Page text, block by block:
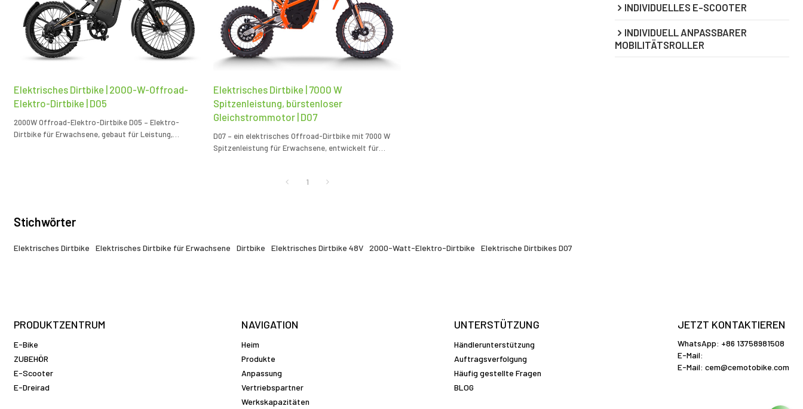
Elektrisches Dirtbike | 2000-W-Offroad-
Elektro-Dirtbike | D05
2000W Offroad-Elektro-Dirtbike D05 – Elektro-
Dirtbike für Erwachsene, gebaut für Leistung,
Elektrisches Dirtbike | 7000 W
Spitzenleistung, bürstenloser
Gleichstrommotor | D07
D07 – ein elektrisches Offroad-Dirtbike mit 7000 W
Spitzenleistung für Erwachsene, entwickelt für
1
Stichwörter
Elektrisches Dirtbike Elektrisches Dirtbike für Erwachsene Dirtbike Elektrisches Dirtbike 48V 2000-Watt-Elektro-Dirtbike Elektrische Dirtbikes D07
INDIVIDUELLES E-SCOOTER
INDIVIDUELL ANPASSBARER
MOBILITÄTSROLLER
PRODUKTZENTRUM
E-Bike
ZUBEHÖR
E-Scooter
E-Dreirad
NAVIGATION
Heim
Produkte
Anpassung
Vertriebspartner
Werkskapazitäten
UNTERSTÜTZUNG
Händlerunterstützung
Auftragsverfolgung
Häufig gestellte Fragen
BLOG
JETZT KONTAKTIEREN
WhatsApp: +86 13758981508
E-Mail:
E-Mail: cem@cemotobike.com